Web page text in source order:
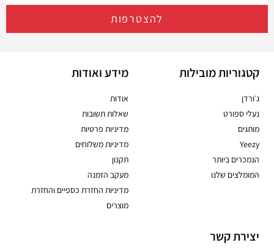
להצטרפות
קטגוריות מובילות
ג׳ורדן
נעלי ספורט
מותגים
Yeezy
הנמכרים ביותר
המומלצים שלנו
מידע ואודות
אודות
שאלות תשובות
מדיניות פרטיות
מדיניות משלוחים
תקנון
מעקב הזמנה
מדיניות החזרת כספיים והחזרת
מוצרים
יצירת קשר